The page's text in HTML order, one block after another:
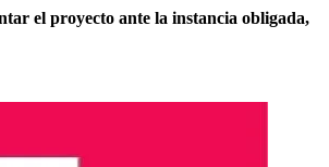
el proyecto ante la instancia obligada,